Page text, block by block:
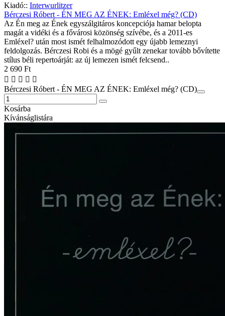
Kiadó:: Interwurlitzer
Bérczesi Róbert - ÉN MEG AZ ÉNEK: Emléxel még? (CD)
Az Én meg az Ének egyszálgitáros koncepciója hamar belopta
magát a vidéki és a fővárosi közönség szívébe, és a 2011-es
Emléxel? után most ismét felhalmozódott egy újabb lemeznyi
feldolgozás. Bérczesi Robi és a mögé gyűlt zenekar tovább bővítette
stílus béli repertoárját: az új lemezen ismét felcsend..
2 690 Ft
Bérczesi Róbert - ÉN MEG AZ ÉNEK: Emléxel még? (CD)
Kosárba
Kívánságlistára